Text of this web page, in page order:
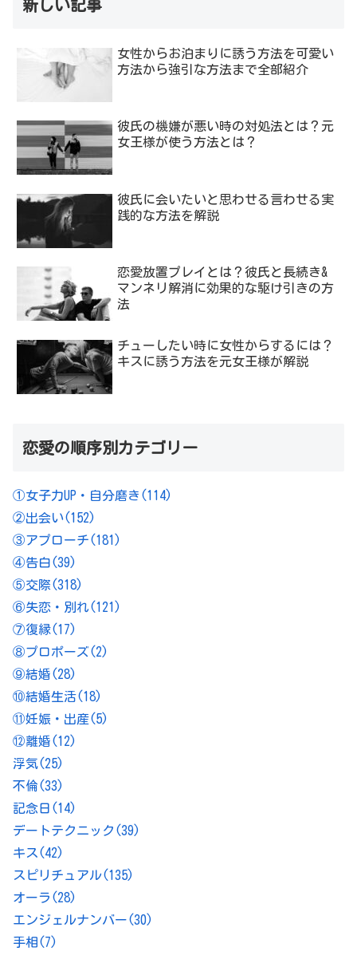
新しい記事
女性からお泊まりに誘う方法を可愛い
方法から強引な方法まで全部紹介
彼氏の機嫌が悪い時の対処法とは？元
女王様が使う方法とは？
彼氏に会いたいと思わせる言わせる実
践的な方法を解説
恋愛放置プレイとは？彼氏と長続き&
マンネリ解消に効果的な駆け引きの方
法
チューしたい時に女性からするには？
キスに誘う方法を元女王様が解説
恋愛の順序別カテゴリー
①女子力UP・自分磨き (114)
②出会い(152)
③アプローチ(181)
④告白(39)
⑤交際(318)
⑥失恋・別れ(121)
⑦復縁(17)
⑧プロポーズ(2)
⑨結婚(28)
⑩結婚生活(18)
⑪妊娠・出産(5)
⑫離婚(12)
浮気(25)
不倫(33)
記念日 (14)
デートテクニック (39)
キス(42)
スピリチュアル(135)
オーラ (28)
エンジェルナンバー(30)
手相 (7)